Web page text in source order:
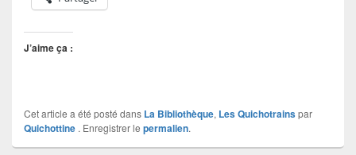
J’aime ça :
Cet article a été posté dans La Bibliothèque, Les Quichotrainspar
Quichottine . Enregistrer le permalien.